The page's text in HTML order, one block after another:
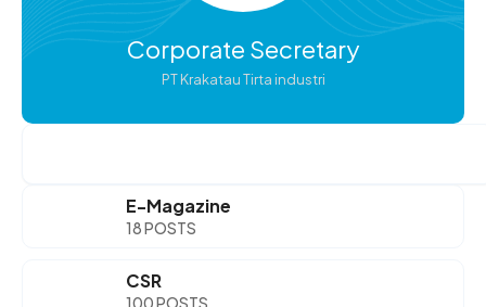
Corporate Secretary
PT Krakatau Tirta industri
E-Magazine
18 POSTS
CSR
100 POSTS